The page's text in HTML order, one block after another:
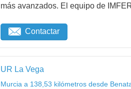
más avanzados. El equipo de
Contactar
UR La Vega
Murcia a 138,53 kilómetros desde